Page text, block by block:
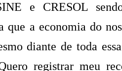
e CRESOL
que a economia do
diante de toda
registrar meu